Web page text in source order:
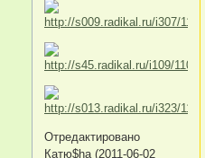
Отредактировано
Катю$ha (2011-06-02